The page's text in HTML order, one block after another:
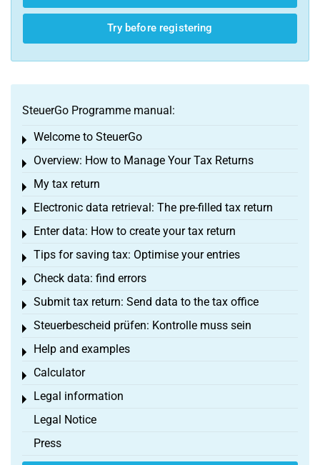
Try before registering
SteuerGo Programme manual:
Welcome to SteuerGo
Toggle menu
Overview: How to Manage Your Tax Returns
Toggle menu
My tax return
Toggle menu
Electronic data retrieval: The pre-filled tax return
Toggle menu
Enter data: How to create your tax return
Toggle menu
Tips for saving tax: Optimise your entries
Toggle menu
Check data: find errors
Toggle menu
Submit tax return: Send data to the tax office
Toggle menu
Steuerbescheid prüfen: Kontrolle muss sein
Toggle menu
Help and examples
Toggle menu
Calculator
Toggle menu
Legal information
Toggle menu
Legal Notice
Press